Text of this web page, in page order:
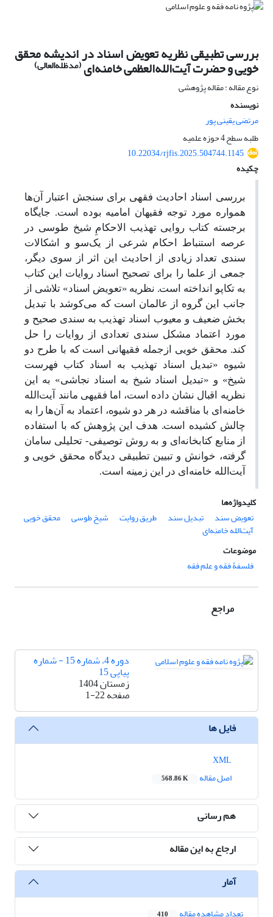
بررسی تطبیقی نظریه تعویض اسناد در اندیشه محقق
خویی و حضرت آیت‌الله‌العظمی خامنه‌ای(مدظله‌العالی)
نوع مقاله : مقاله پژوهشی
نویسنده
مرتضی یقینی پور
طلبه سطح 4 حوزه علمیه
10.22034/rjfis.2025.504744.1145
چکیده
بررسی اسناد احادیث فقهی برای سنجش اعتبار آن‌ها
همواره مورد توجه فقیهان امامیه بوده است. جایگاه
برجسته کتاب روایی تهذیب الاحکامِ شیخ طوسی در
عرصه استنباط احکام شرعی از یک‌سو و اشکالات
سندی تعداد زیادی از احادیث این اثر از سوی دیگر،
جمعی از علما را برای تصحیح اسناد روایات این کتاب
به تکاپو انداخته است. نظریه «تعویض اسناد» تلاشی از
جانب این گروه از عالمان است که می‌کوشد با تبدیل
بخش ضعیف و معیوب اسناد تهذیب به سندی صحیح و
مورد اعتماد مشکل سندی تعدادی از روایات را حل
کند. محقق خویی ازجمله فقیهانی است که با طرح دو
شیوه «تبدیل اسناد تهذیب به اسناد کتاب فهرست
شیخ» و «تبدیل اسناد شیخ به اسناد نجاشی» به این
نظریه اقبال نشان داده است، اما فقیهی مانند آیت‌الله
خامنه‌ای با مناقشه در هر دو شیوه، اعتماد به آن‌ها را به
چالش کشیده است. هدف این پژوهش که با استفاده
از منابع کتابخانه‌ای و به روش توصیفی- تحلیلی سامان
گرفته، خوانش و تبیین تطبیقی دیدگاه محقق خویی و
آیت‌الله خامنه‌ای در این زمینه است.
کلیدواژه‌ها
تعویض سند
تبدیل سند طریق روایت شیخ طوسی محقق خویی
آیت‌الله خامنه‌ای
موضوعات
فلسفۀ فقه و علم فقه
مراجع
دوره 4، شماره 15 - شماره
پیاپی 15
زمستان 1404
صفحه1-22
فایل ها
اصل مقاله
568.86 K
هم رسانی
ارجاع به این مقاله
آمار